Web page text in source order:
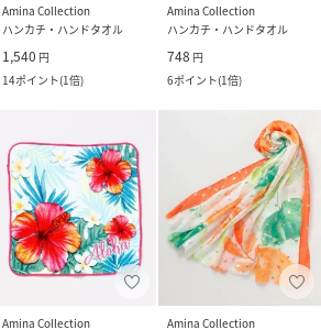
Amina Collection
ハンカチ・ハンドタオル
1,540 円
14ポイント(1倍)
Amina Collection
ハンカチ・ハンドタオル
748 円
6ポイント(1倍)
Amina Collection Amina Collection